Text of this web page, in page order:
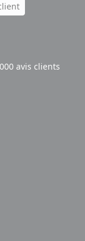
avis clients